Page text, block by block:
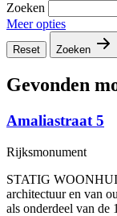
Zoeken
Meer opties
Reset Zoeken
Gevonden
Amaliastraat 5
Rijksmonument
STATIG
architectuur en van
als onderdeel van de